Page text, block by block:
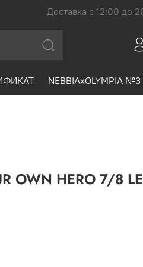
Доставка с 12:00 до
NEBBIAxOLYMPIA №3
OWN HERO 7/8